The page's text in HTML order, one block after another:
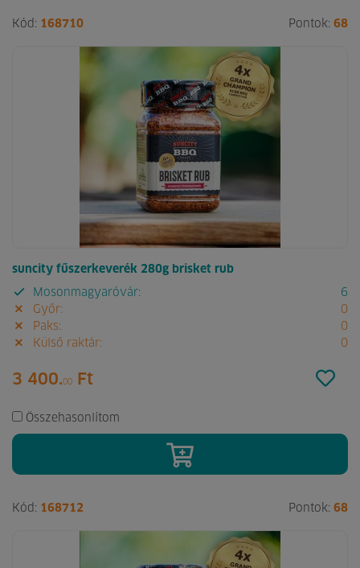
Kód: 168710 Pontok: 68
suncity fűszerkeverék 280g brisket rub
Mosonmagyaróvár:
6
Győr:
0
Paks:
0
Külső raktár:
0
3 400.00 Ft
Összehasonlítom
Kód: 168712 Pontok: 68